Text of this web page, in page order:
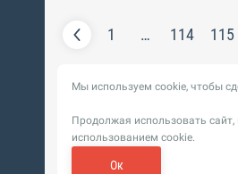
1 … 114 115
Мы используем cookie, чтобы
Продолжая использовать сайт,
использованием cookie.
Ок